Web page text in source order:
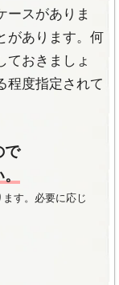
ースがありま
があります。何
ておきましょ
程度指定されて
で
す。必要に応じ